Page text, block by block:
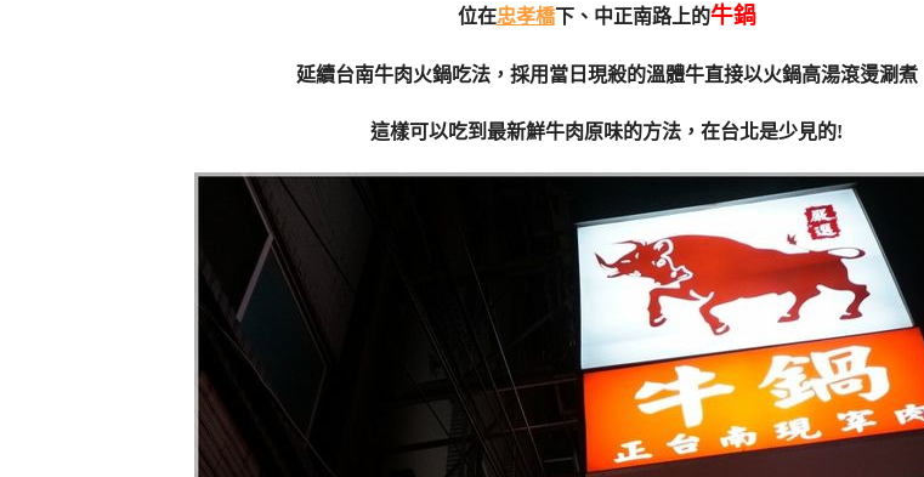
位在忠孝橋下、中正南路上的牛鍋
延續台南牛肉火鍋吃法，採用當日現殺的溫體牛直接以火鍋高湯滾燙涮煮
這樣可以吃到最新鮮牛肉原味的方法，在台北是少見的!